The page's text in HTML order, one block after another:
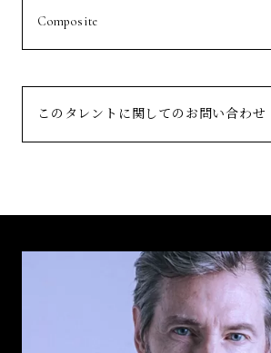
Composite
このタレントに関してのお問い合わせ